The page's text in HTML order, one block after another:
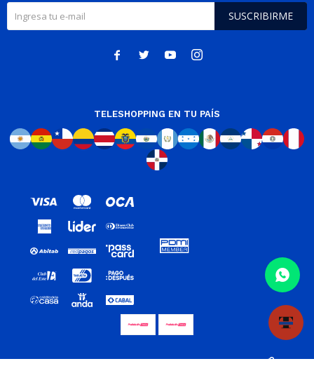
SUSCRIBIRME
   
TELESHOPPING EN TU PAÍS